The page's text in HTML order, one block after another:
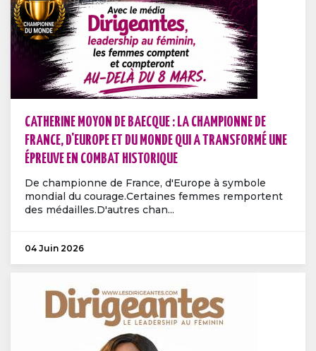
CATHERINE MOYON DE BAECQUE : LA CHAMPIONNE DE
FRANCE, D'EUROPE ET DU MONDE QUI A TRANSFORMÉ UNE
ÉPREUVE EN COMBAT HISTORIQUE
De championne de France, d'Europe à symbole
mondial du courage.Certaines femmes remportent
des médailles.D'autres chan...
04 Juin 2026